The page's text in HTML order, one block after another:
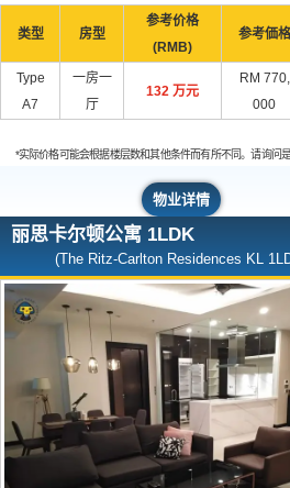
类型 房型
参考价格
(RMB)
参考価格
Type
A7
一房一
厅
132 万元
RM 770,
000
*实际价格可能会根据楼层数和其他条件而有所不同。请询问是
物业详情
丽思卡尔顿公寓 1LDK
(The Ritz-Carlton Residences KL